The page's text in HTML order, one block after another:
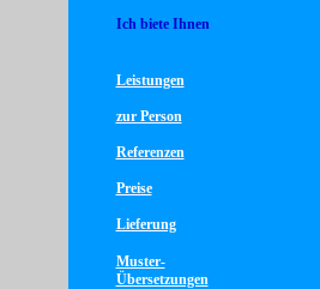
Ich biete Ihnen
Leistungen
zur Person
Referenzen
Preise
Lieferung
Muster-
Übersetzungen